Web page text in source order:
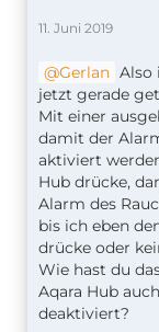
11. Juni 2019
Gerlan Also
jetzt gerade
Mit einer
damit der
aktiviert
Hub drücke,
Alarm des
bis ich eben
drücke oder
Wie hast du
Aqara Hub
deaktiviert?